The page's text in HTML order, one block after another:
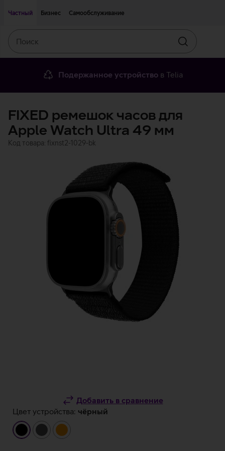
Частный
Бизнес Самообслуживание
Искать
Подержанное устройство в Telia
FIXED ремешок часов для
Apple Watch Ultra 49 мм
Код товара: fixnst2-1029-bk
Добавить в сравнение
Цвет устройства: чёрный
чёрныйтемно-оранжевый